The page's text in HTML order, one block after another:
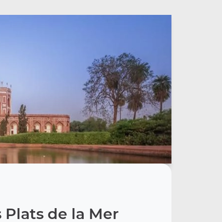
Plats de la Mer